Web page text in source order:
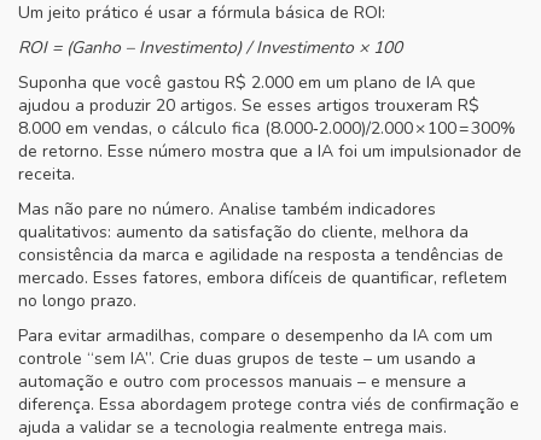
Um jeito prático é usar a fórmula básica de ROI:
ROI = (Ganho – Investimento) / Investimento × 100
Suponha que você gastou R$ 2.000 em um plano de IA que
ajudou a produzir 20 artigos. Se esses artigos trouxeram R$
8.000 em vendas, o cálculo fica (8.000‑2.000)/2.000 × 100 = 300%
de retorno. Esse número mostra que a IA foi um impulsionador de
receita.
Mas não pare no número. Analise também indicadores
qualitativos: aumento da satisfação do cliente, melhora da
consistência da marca e agilidade na resposta a tendências de
mercado. Esses fatores, embora difíceis de quantificar, refletem
no longo prazo.
Para evitar armadilhas, compare o desempenho da IA com um
controle “sem IA”. Crie duas grupos de teste – um usando a
automação e outro com processos manuais – e mensure a
diferença. Essa abordagem protege contra viés de confirmação e
ajuda a validar se a tecnologia realmente entrega mais.